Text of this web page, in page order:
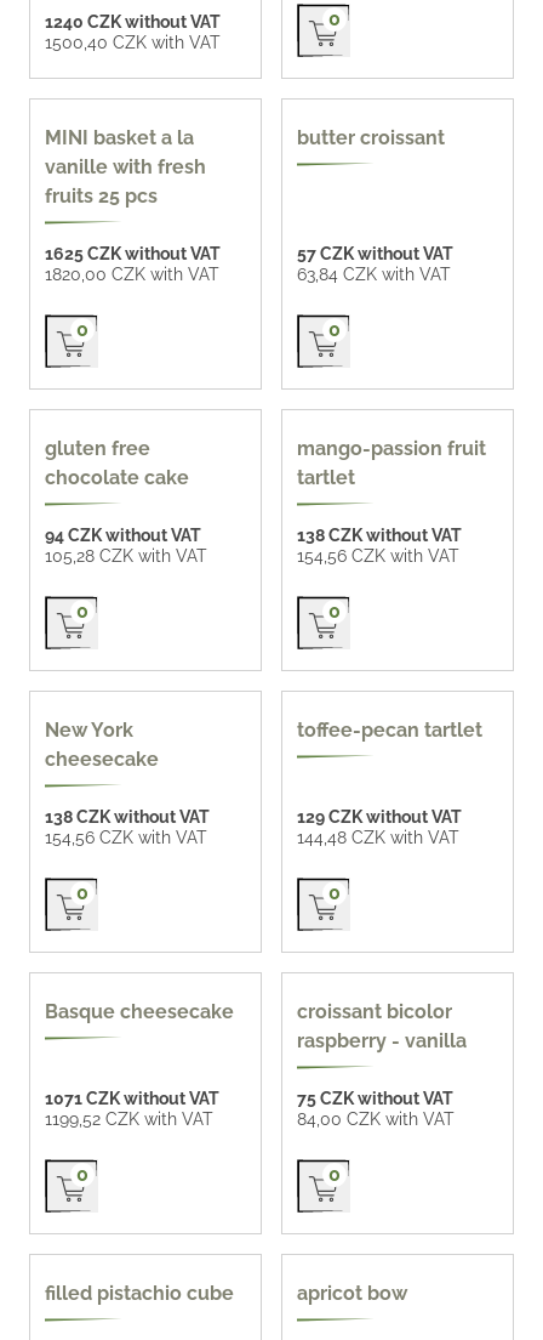
1240 CZK without VAT
1500,40 CZK with VAT
Přidat do košíku
0
MINI basket a la
vanille with fresh
fruits 25 pcs
1625 CZK without VAT
1820,00 CZK with VAT
Přidat do košíku
0
butter croissant
57 CZK without VAT
63,84 CZK with VAT
Přidat do košíku
0
gluten-free
gluten free
chocolate cake
94 CZK without VAT
105,28 CZK with VAT
Přidat do košíku
0
mango-passion fruit
tartlet
138 CZK without VAT
154,56 CZK with VAT
Přidat do košíku
0
New York
cheesecake
138 CZK without VAT
154,56 CZK with VAT
Přidat do košíku
0
toffee-pecan tartlet
129 CZK without VAT
144,48 CZK with VAT
Přidat do košíku
0
gluten-free
Basque cheesecake
1071 CZK without VAT
1199,52 CZK with VAT
Přidat do košíku
0
croissant bicolor
raspberry - vanilla
75 CZK without VAT
84,00 CZK with VAT
Přidat do košíku
0
new
filled pistachio cube new
apricot bow